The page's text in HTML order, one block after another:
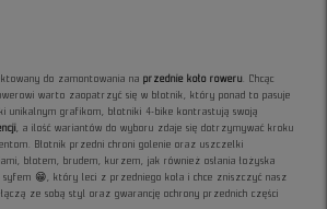
do zamontowania naprzednie koło roweru
. Chcąc
warto zaopatrzyć się w błotnik, który ponad to pasuje
unikalnym grafikom, błotniki 4-bike kontrastują swoją
, a ilość wariantów do wyboru zdaje się dotrzymywać kroku
Błotnik przedni chroni golenie oraz uszczelki
błotem, brudem, kurzem, jak również osłania łożyska
😁, który leci z przedniego koła i chce zniszczyć nasz
ze sobą styl oraz gwarancję ochrony przednich części